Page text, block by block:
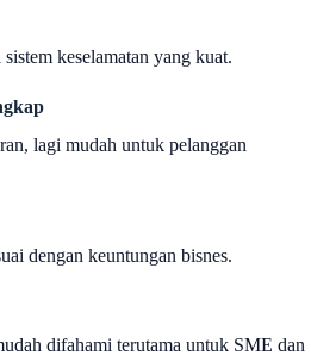
keselamatan yang kuat.
lagi mudah untuk pelanggan
dengan keuntungan bisnes.
difahami terutama untuk SME dan